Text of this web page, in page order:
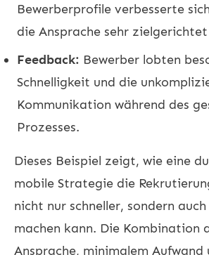
Bewerberprofile verbesserte
die Ansprache sehr
Feedback: Bewerber lobten
Schnelligkeit und die
Kommunikation während des
Prozesses.
Dieses Beispiel zeigt, wie eine
mobile Strategie die
nicht nur schneller, sondern
machen kann. Die Kombination
Ansprache, minimalem